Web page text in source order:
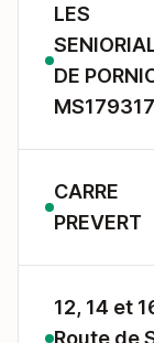
LES
DE
MS179317
CARRE
PREVERT
12, 14 et
Route de